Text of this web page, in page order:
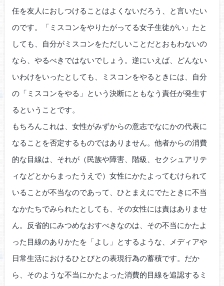
任を友人におしつけることはよくないだろう、と言いたい
のです。「ミスコンをやりたがってる女子生徒がい」たと
しても、自分がミスコンをただしいことだとおもわないの
なら、やるべきではないでしょう。逆にいえば、どんない
いわけをいったとしても、ミスコンをやるときには、自分
の「ミスコンをやる」という決断にともなう責任が発生す
るということです。
もちろんこれは、女性がみずからの意志でなにかの代表に
なることを否定するものではありません。他者からの消費
的な目線は、それが（民族や障害、階級、セクシュアリテ
ィなどとからまったうえで）女性にかたよってむけられて
いることが不当なのであって、ひとまえにでたときに不当
なかたちでみられたとしても、その女性には責はありませ
ん。反省的にみつめなおすべきなのは、その不当にかたよ
った目線のありかたを「よし」とするような、メディアや
日常生活におけるひとびとの表現行為の蓄積です。だか
ら、そのような不当にかたよった消費的目線を追認するミ